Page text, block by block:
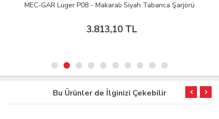
MEC-GAR Luger P08 - Makaralı Siyah Tabanca Şarjörü
3.813,10 TL
Bu Ürünler de İlginizi Çekebilir